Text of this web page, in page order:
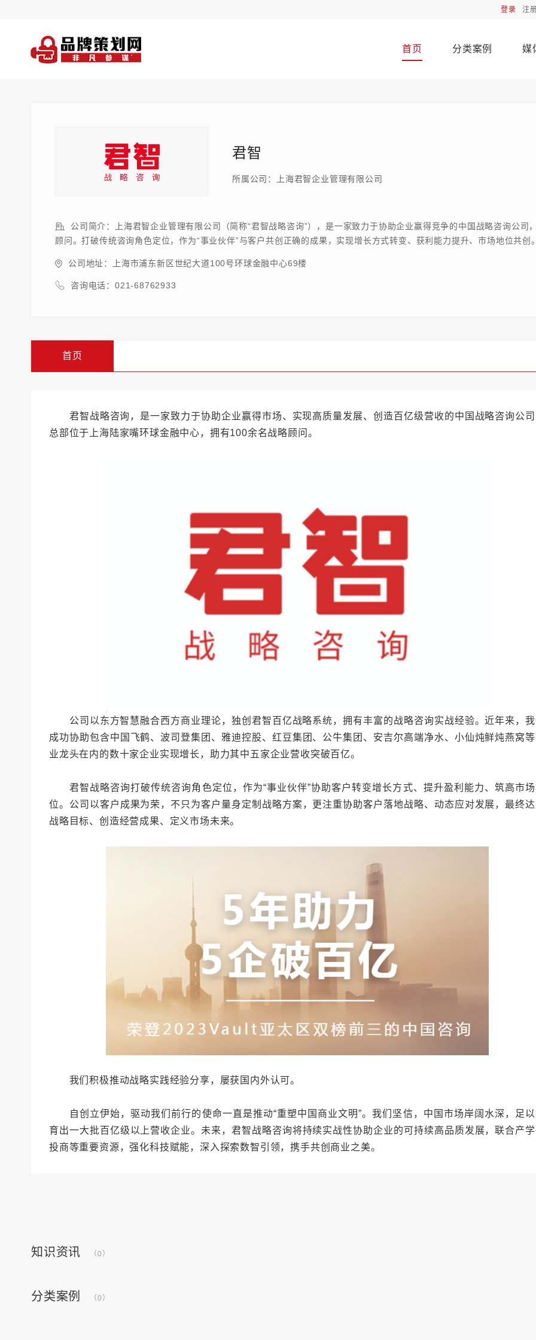
登录 注
首页 分类案例 媒
君智
所属公司：上海君智企业管理有限公司
公司简介：上海君智企业管理有限公司（简称“君智战略咨询”），是一家致力于协助企业赢得竞争的中国战略咨询公
顾问。打破传统咨询角色定位，作为“事业伙伴”与客户共创正确的成果，实现增长方式转变、获利能力提升、市场地位共创
公司地址：上海市浦东新区世纪大道100号环球金融中心69楼
咨询电话：021-68762933
首页
君智战略咨询，是一家致力于协助企业赢得市场、实现高质量发展、创造百亿级营收的中国战略咨询公
总部位于上海陆家嘴环球金融中心，拥有100余名战略顾问。
公司以东方智慧融合西方商业理论，独创君智百亿战略系统，拥有丰富的战略咨询实战经验。近年来，
成功协助包含中国飞鹤、波司登集团、雅迪控股、红豆集团、公牛集团、安吉尔高端净水、小仙炖鲜炖燕窝
业龙头在内的数十家企业实现增长，助力其中五家企业营收突破百亿。
君智战略咨询打破传统咨询角色定位，作为“事业伙伴”协助客户转变增长方式、提升盈利能力、筑高市
位。公司以客户成果为荣，不只为客户量身定制战略方案，更注重协助客户落地战略、动态应对发展，最终
战略目标、创造经营成果、定义市场未来。
我们积极推动战略实践经验分享，屡获国内外认可。
自创立伊始，驱动我们前行的使命一直是推动“重塑中国商业文明”。我们坚信，中国市场岸阔水深，足
育出一大批百亿级以上营收企业。未来，君智战略咨询将持续实战性协助企业的可持续高品质发展，联合产
投商等重要资源，强化科技赋能，深入探索数智引领，携手共创商业之美。
知识资讯 （0）
分类案例 （0）